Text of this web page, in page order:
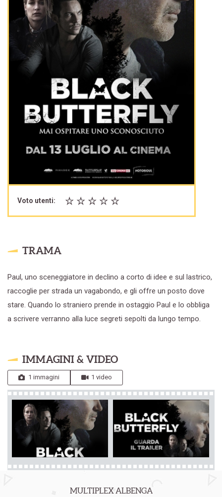
Voto utenti:
TRAMA
Paul, uno sceneggiatore in declino a corto di idee e sul lastrico,
raccoglie per strada un vagabondo, e gli offre un posto dove
stare. Quando lo straniero prende in ostaggio Paul e lo obbliga
a scrivere verranno alla luce segreti sepolti da lungo tempo.
IMMAGINI & VIDEO
1 immagini 1 video
MULTIPLEX ALBENGA